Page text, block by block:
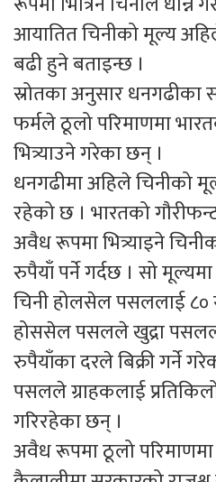
आयातित चिनीको मूल्य
बढी हुने बताइन्छ ।
स्रोतका अनुसार धनगढीका
फर्मले ठूलो परिमाणमा
भित्र्याउने गरेका छन् ।
धनगढीमा अहिले चिनीको
रहेको छ । भारतको
अवैध रूपमा भित्र्याइने
रुपैयाँ पर्ने गर्दछ । सो
चिनी होलसेल पसललाई ८०
होससेल पसलले खुद्रा
रुपैयाँका दरले बिक्री गर्ने
पसलले ग्राहकलाई
गरिरहेका छन् ।
अवैध रूपमा ठूलो परिमाणमा